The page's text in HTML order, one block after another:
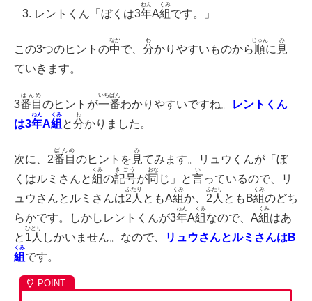
レントくん「ぼくは3年
ねん
A組
くみ
です。」
この3つのヒントの中
なか
で、 分
わ
かりやすいものから順
じゅん
に 見
み
ていきます。
3番目
ばんめ
のヒントが一番
いちばん
わかりやすいですね。
レントくん
は3年
ねん
A組
くみ
と分
わ
かりました。
次に、2番目
ばんめ
のヒントを 見
み
てみます。リュウくんが「ぼ
くはルミさんと組
くみ
の記号
きごう
が同
おな
じ」と言
い
っているので、リ
ュウさんとルミさんは2人
ふたり
ともA組
くみ
か、 2人
ふたり
ともB組
くみ
のどち
らかです。しかしレントくんが3年
ねん
A組
くみ
なので、A組
くみ
はあ
と 1人
ひとり
しかいません。なので、
リュウさんとルミさんはB
組
くみ
です。